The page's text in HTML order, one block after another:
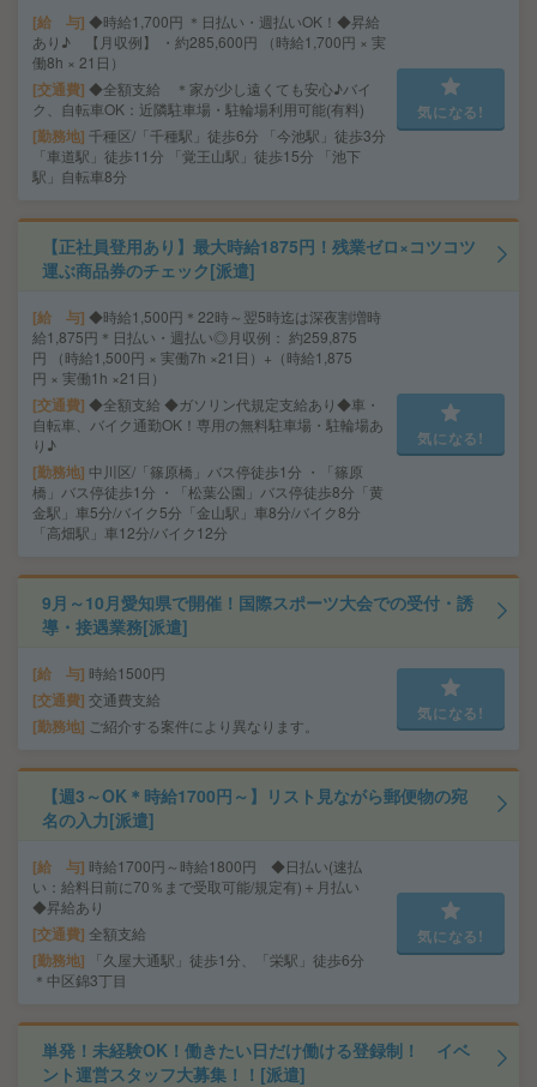
給 与 ◆時給1,700円 ＊日払い・週払いOK！◆昇給
あり♪ 【月収例】 ・約285,600円 （時給1,700円 × 実
働8h × 21日）
交通費 ◆全額支給 ＊家が少し遠くても安心♪バイ
ク、自転車OK：近隣駐車場・駐輪場利用可能(有料)
勤務地 千種区/「千種駅」徒歩6分 「今池駅」徒歩3分
「車道駅」徒歩11分 「覚王山駅」徒歩15分 「池下
駅」自転車8分
気になる!
【正社員登用あり】最大時給1875円！残業ゼロ×コツコツ
運ぶ商品券のチェック[派遣]
給 与 ◆時給1,500円＊22時～翌5時迄は深夜割増時
給1,875円＊日払い・週払い◎月収例： 約259,875
円 （時給1,500円 × 実働7h ×21日）+（時給1,875
円 × 実働1h ×21日）
交通費 ◆全額支給 ◆ガソリン代規定支給あり◆車・
自転車、バイク通勤OK！専用の無料駐車場・駐輪場あ
り♪
勤務地 中川区/「篠原橋」バス停徒歩1分 ・「篠原
橋」バス停徒歩1分 ・「松葉公園」バス停徒歩8分「黄
金駅」車5分/バイク5分「金山駅」車8分/バイク8分
「高畑駅」車12分/バイク12分
気になる!
9月～10月愛知県で開催！国際スポーツ大会での受付・誘
導・接遇業務[派遣]
給 与 時給1500円
交通費 交通費支給
勤務地 ご紹介する案件により異なります。
気になる!
【週3～OK＊時給1700円～】リスト見ながら郵便物の宛
名の入力[派遣]
給 与 時給1700円～時給1800円 ◆日払い(速払
い：給料日前に70％まで受取可能/規定有)＋月払い
◆昇給あり
交通費 全額支給
勤務地
「久屋大通駅」徒歩1分、「栄駅」徒歩6分
＊中区錦3丁目
気になる!
単発！未経験OK！働きたい日だけ働ける登録制！ イベ
ント運営スタッフ大募集！！[派遣]